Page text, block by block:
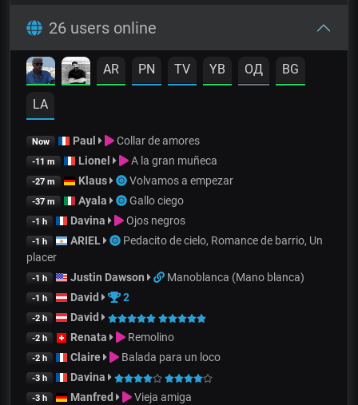
26 users online
AR PN TV YB OД BG
LA
Now Paul Collar de amores
-11 m Lionel A la gran muñeca
-27 m Klaus Volvamos a empezar
-37 m Ayala Gallo ciego
-1 h Davina Ojos negros
-1 h ARIEL
Pedacito de cielo, Romance de barrio, Un
placer
-1 h Justin Dawson Manoblanca (Mano blanca)
-1 h David 2
-2 h David
-2 h Renata Remolino
-2 h Claire Balada para un loco
-3 h Davina
-3 h Manfred Vieja amiga